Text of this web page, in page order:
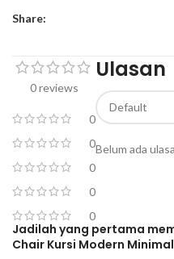
Share:
0 reviews
0
0
0
0
0
Ulasan
Belum ada
Jadilah yang pertama
Chair Kursi Modern